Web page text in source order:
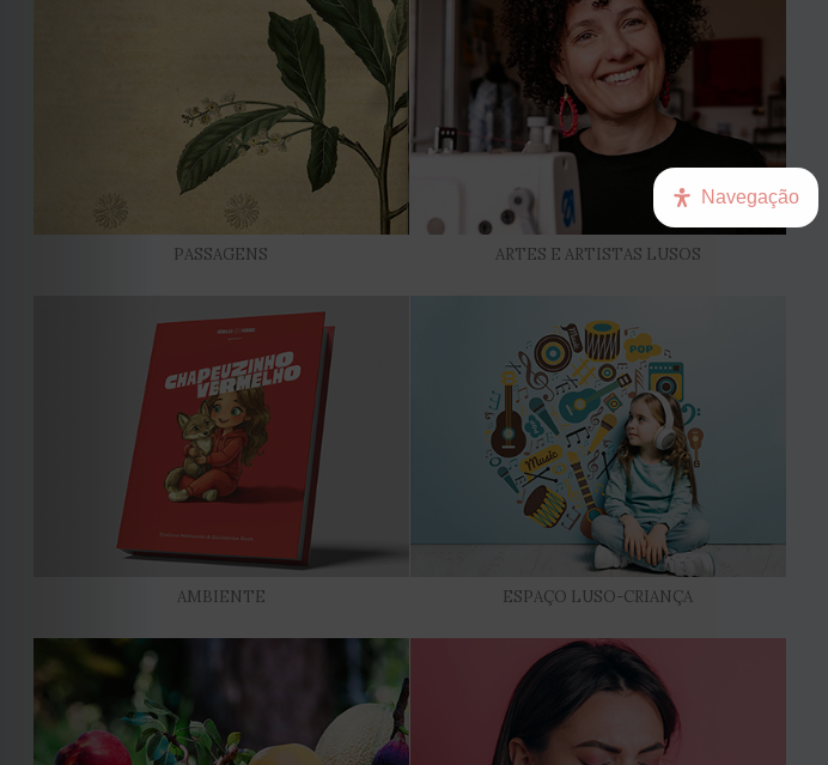
2022
Obras
Contactos
Estatuto
Editorial
Política
PASSAGENS
AMBIENTE
ARTES E ARTISTAS LUSOS
ESPAÇO LUSO-CRIANÇA
Navegação